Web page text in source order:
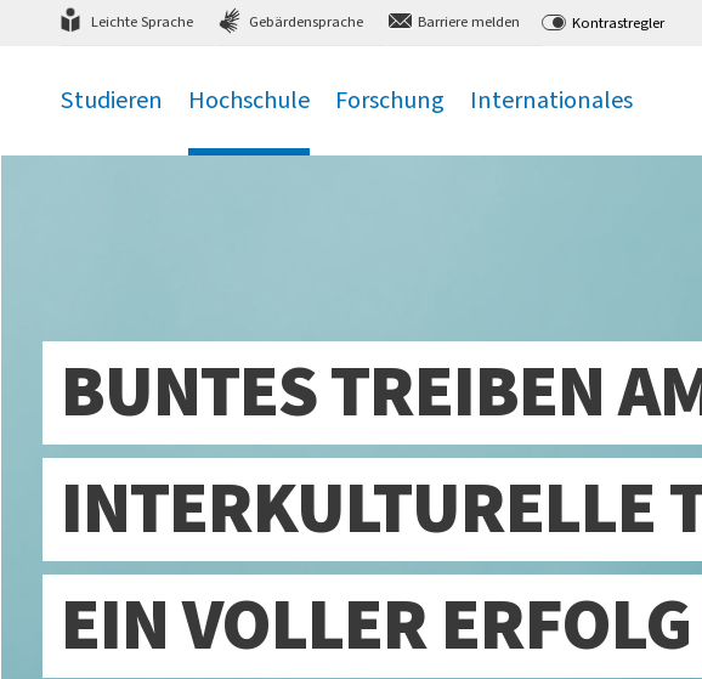
zum Hauptmenü zum Inhalt,
Leichte Sprache Gebärdensprache Barriere melden Kontrastregler
Studieren Hochschule Forschung Internationales
BUNTES TREIBEN
INTERKULTURELLE
EIN VOLLER ERFOLG